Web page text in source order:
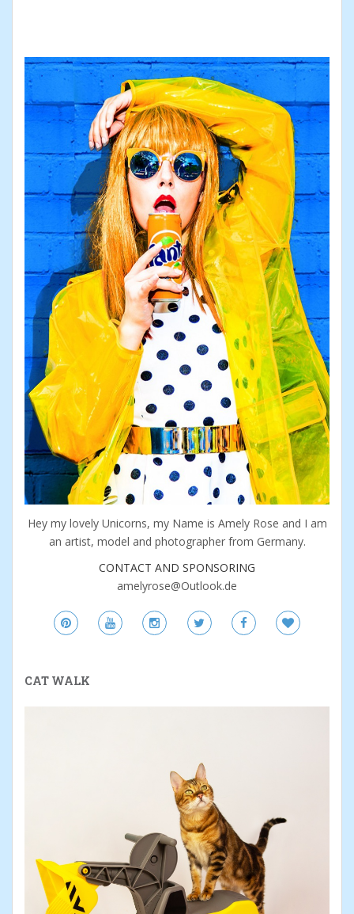
Hey my lovely Unicorns, my Name is Amely Rose and I am
an artist, model and photographer from Germany.
CONTACT AND SPONSORING
amelyrose@Outlook.de
CAT WALK